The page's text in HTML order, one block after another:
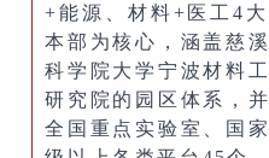
+能源、材料+医工4
本部为核心，涵盖慈
科学院大学宁波材料
研究院的园区体系，
全国重点实验室、国